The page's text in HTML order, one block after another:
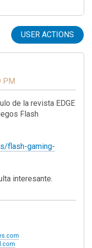
USER ACTIONS
PM
de la revista EDGE
Flash
flash-gaming-
interesante.